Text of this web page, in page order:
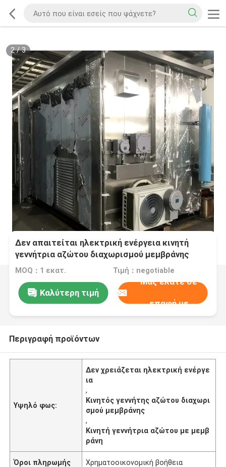
2/3
Δεν απαιτείται ηλεκτρική ενέργεια κινητή
γεννήτρια αζώτου διαχωρισμού μεμβράνης
MOQ：1 εκατ. Τιμή：negotiable
Καλύτερη τιμή
Μας ελάτε σε
επαφή με
Περιγραφή προϊόντων
Υψηλό φως:
Δεν χρειάζεται ηλεκτρική ενέργε
ια
,
Κινητός γεννήτης αζώτου διαχωρι
σμού μεμβράνης
,
Κινητή γεννήτρια αζώτου με μεμβ
ράνη
Όροι πληρωμής Χρηματοοικονομική βοήθεια